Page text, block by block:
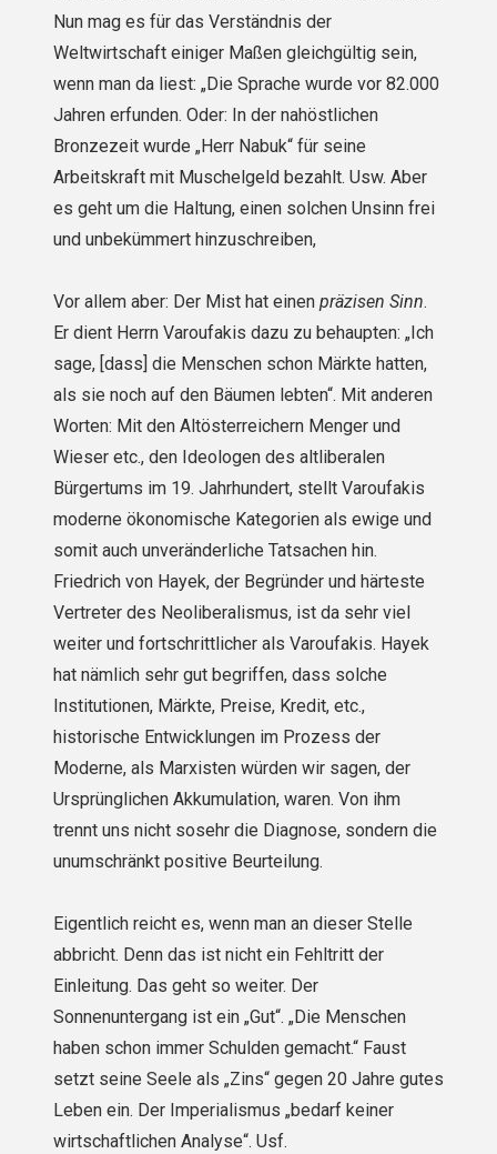
Nun mag es für das Verständnis der
Weltwirtschaft einiger Maßen gleichgültig sein,
wenn man da liest: „Die Sprache wurde vor 82.000
Jahren erfunden. Oder: In der nahöstlichen
Bronzezeit wurde „Herr Nabuk“ für seine
Arbeitskraft mit Muschelgeld bezahlt. Usw. Aber
es geht um die Haltung, einen solchen Unsinn frei
und unbekümmert hinzuschreiben,
Vor allem aber: Der Mist hat einen präzisen Sinn.
Er dient Herrn Varoufakis dazu zu behaup­ten: „Ich
sage, [dass] die Menschen schon Märkte hatten,
als sie noch auf den Bäumen leb­ten“. Mit anderen
Worten: Mit den Altösterreichern Menger und
Wieser etc., den Ideologen des altliberalen
Bürgertums im 19. Jahrhundert, stellt Varoufakis
moderne ökonomische Kategorien als ewige und
somit auch unveränderliche Tatsachen hin.
Friedrich von Hayek, der Begründer und härteste
Vertreter des Neoliberalismus, ist da sehr viel
weiter und fort­schrittlicher als Varoufakis. Hayek
hat nämlich sehr gut begriffen, dass solche
Institutionen, Märkte, Preise, Kredit, etc.,
historische Entwicklungen im Prozess der
Moderne, als Marxisten würden wir sagen, der
Ursprünglichen Akkumulation, waren. Von ihm
trennt uns nicht sosehr die Diagnose, sondern die
unumschränkt positive Beurteilung.
Eigentlich reicht es, wenn man an dieser Stelle
abbricht. Denn das ist nicht ein Fehltritt der
Einleitung. Das geht so weiter. Der
Sonnenuntergang ist ein „Gut“. „Die Menschen
haben schon immer Schulden gemacht.“ Faust
setzt seine Seele als „Zins“ gegen 20 Jahre gutes
Leben ein. Der Imperialismus „bedarf keiner
wirtschaftlichen Analyse“. Usf.